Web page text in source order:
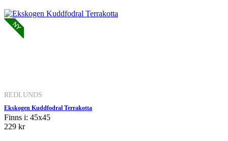
REDLUNDS
Ekskogen Kuddfodral Terrakotta
Finns i: 45x45
229 kr